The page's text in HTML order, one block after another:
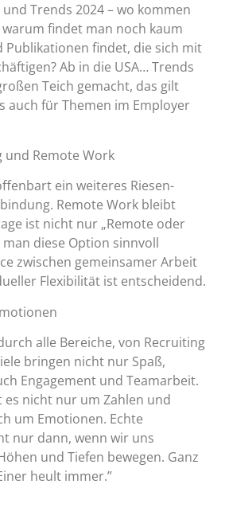
Trends 2024 – wo kommen
findet man noch kaum
Publikationen findet, die sich mit
Ab in die USA… Trends
Teich gemacht, das gilt
auch für Themen im Employer
Remote Work
ein weiteres Riesen-
Remote Work bleibt
ist nicht nur „Remote oder
diese Option sinnvoll
zwischen gemeinsamer Arbeit
Flexibilität ist entscheidend.
alle Bereiche, von Recruiting
bringen nicht nur Spaß,
Engagement und Teamarbeit.
es nicht nur um Zahlen und
um Emotionen. Echte
nur dann, wenn wir uns
und Tiefen bewegen. Ganz
heult immer.”